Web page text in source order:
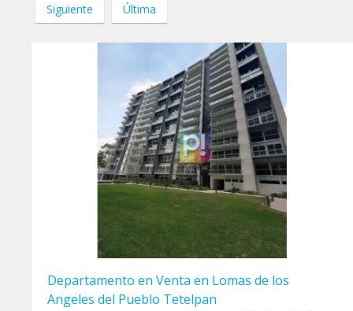
Siguiente
Última
Departamento en Venta en Lomas de los
Angeles del Pueblo Tetelpan